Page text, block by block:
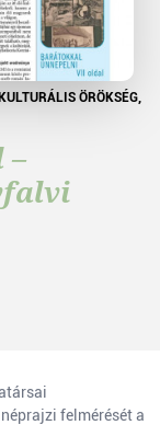
ÖRÖKSÉG,
–
felmérését a